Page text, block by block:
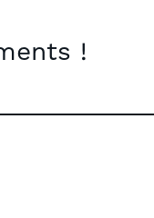
!